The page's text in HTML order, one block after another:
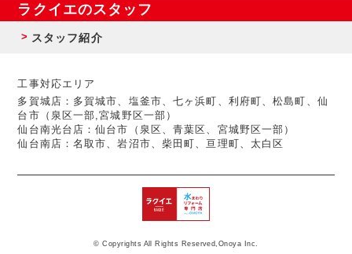
© Copyrights All Rights Reserved,Onoya Inc.
ラクイエのスタッフ
スタッフ紹介
工事対応エリア
多賀城店：多賀城市、塩釜市、七ヶ浜町、利府町、松島町、仙
台市（泉区一部,宮城野区一部）
仙台南光台店：仙台市（泉区、青葉区、宮城野区一部）
仙台南店：名取市、岩沼市、柴田町、亘理町、太白区